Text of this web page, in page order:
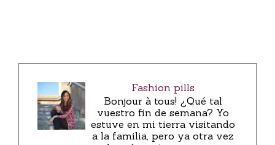
Fashion pills
Bonjour à tous! ¿Qué tal
vuestro fin de semana? Yo
estuve en mi tierra visitando
a la familia, pero ya otra vez